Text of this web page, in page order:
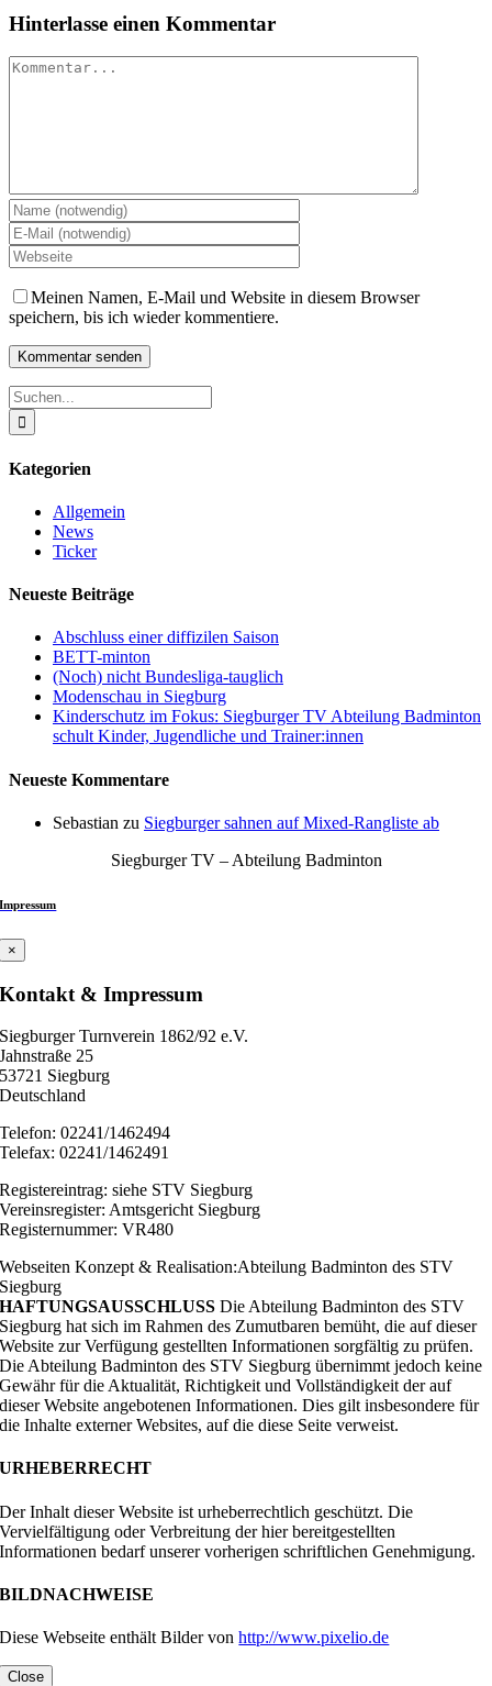
Hinterlasse einen Kommentar
Kommentar
Meinen Namen, E-Mail und Website in diesem Browser
speichern, bis ich wieder kommentiere.
Suche
nach:
Kategorien
Allgemein
News
Ticker
Neueste Beiträge
Abschluss einer diffizilen Saison
BETT-minton
(Noch) nicht Bundesliga-tauglich
Modenschau in Siegburg
Kinderschutz im Fokus: Siegburger TV Abteilung Badminton
schult Kinder, Jugendliche und Trainer:innen
Neueste Kommentare
Sebastian zu Siegburger sahnen auf Mixed-Rangliste ab
Siegburger TV – Abteilung Badminton
Impressum
×
Kontakt & Impressum
Siegburger Turnverein 1862/92 e.V.
Jahnstraße 25
53721 Siegburg
Deutschland
Telefon: 02241/1462494
Telefax: 02241/1462491
Registereintrag: siehe STV Siegburg
Vereinsregister: Amtsgericht Siegburg
Registernummer: VR480
Webseiten Konzept & Realisation:Abteilung Badminton des STV
Siegburg
HAFTUNGSAUSSCHLUSS Die Abteilung Badminton des STV
Siegburg hat sich im Rahmen des Zumutbaren bemüht, die auf dieser
Website zur Verfügung gestellten Informationen sorgfältig zu prüfen.
Die Abteilung Badminton des STV Siegburg übernimmt jedoch keine
Gewähr für die Aktualität, Richtigkeit und Vollständigkeit der auf
dieser Website angebotenen Informationen. Dies gilt insbesondere für
die Inhalte externer Websites, auf die diese Seite verweist.
URHEBERRECHT
Der Inhalt dieser Website ist urheberrechtlich geschützt. Die
Vervielfältigung oder Verbreitung der hier bereitgestellten
Informationen bedarf unserer vorherigen schriftlichen Genehmigung.
BILDNACHWEISE
Diese Webseite enthält Bilder vonhttp://www.pixelio.de
Close